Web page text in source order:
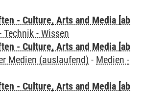
- Culture, Arts and Media [ab
Technik - Wissen
- Culture, Arts and Media [ab
Medien (auslaufend) - Medien -
- Culture, Arts and Media [ab